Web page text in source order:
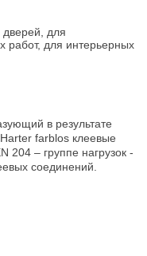
дверей, для
работ, для интерьерных
в результате
farblos клеевые
– группе нагрузок -
соединений.